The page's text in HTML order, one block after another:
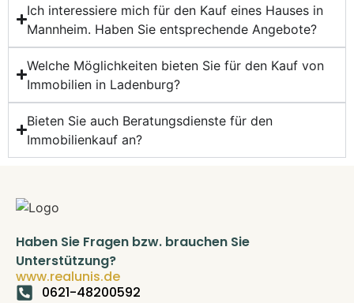
Ich interessiere mich für den Kauf eines Hauses in
Mannheim. Haben Sie entsprechende Angebote?
Welche Möglichkeiten bieten Sie für den Kauf von
Immobilien in Ladenburg?
Bieten Sie auch Beratungsdienste für den
Immobilienkauf an?
Haben Sie Fragen bzw. brauchen Sie
Unterstützung?
www.realunis.de
0621-48200592